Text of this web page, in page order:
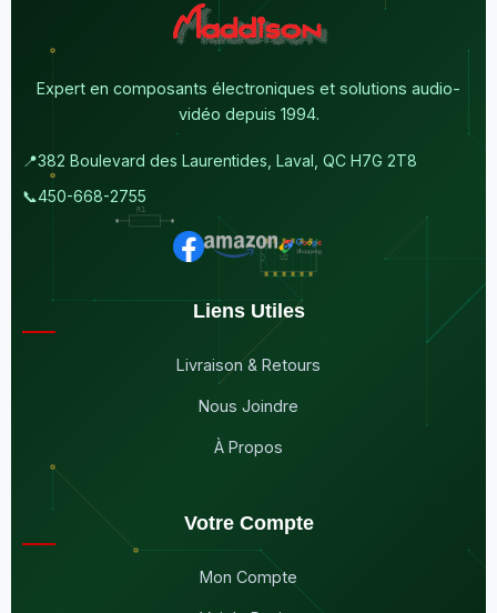
Expert en composants électroniques et solutions audio-
vidéo depuis 1994.
📍382 Boulevard des Laurentides, Laval, QC H7G 2T8
📞450-668-2755
Liens Utiles
Livraison & Retours
Nous Joindre
À Propos
Votre Compte
Mon Compte